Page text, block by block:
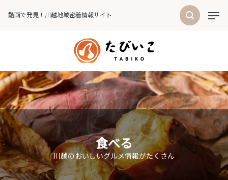
動画で発見！川越地域密着情報サイト
食べる
川越のおいしいグルメ情報がたくさん